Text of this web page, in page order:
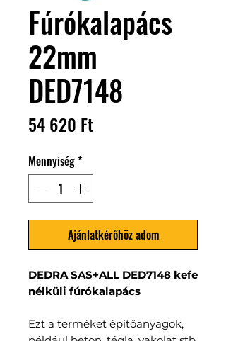
Fúrókalapács
22mm
DED7148
54 620 FtÁr
Mennyiség*
Ajánlatkérőhöz adom
DEDRA SAS+ALL DED7148 kefe
nélküli fúrókalapács
Ezt a terméket építőanyagok,